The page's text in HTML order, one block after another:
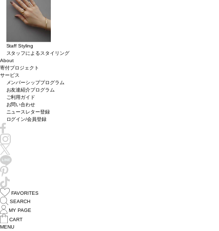
Staff Styling
スタッフによるスタイリング
About
寄付プロジェクト
サービス
メンバーシッププログラム
お友達紹介プログラム
ご利用ガイド
お問い合わせ
ニュースレター登録
ログイン/会員登録
FAVORITES
SEARCH
MY PAGE
CART
MENU